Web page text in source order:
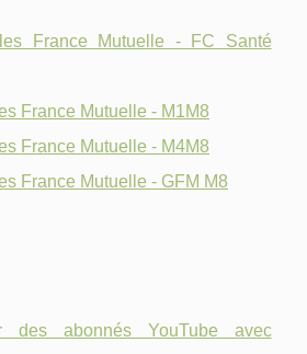
France Mutuelle - FC Santé
France Mutuelle - M1M8
France Mutuelle - M4M8
France Mutuelle - GFM M8
des abonnés YouTube avec